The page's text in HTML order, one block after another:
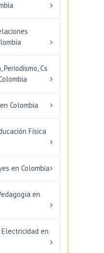
Cs
Colombia
Física
en Colombia
en
en